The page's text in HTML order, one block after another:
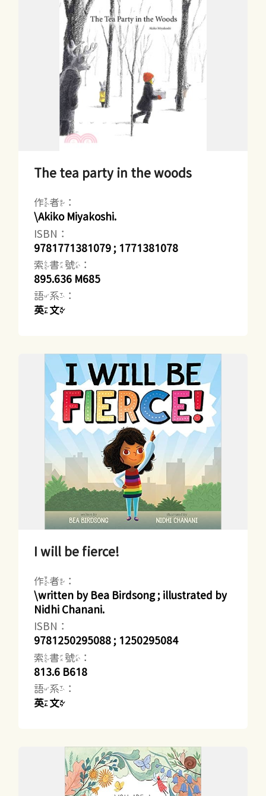
The tea party in the woods
作者：
\Akiko Miyakoshi.
ISBN：
9781771381079 ; 1771381078
索書號：
895.636 M685
語系：
英文
I will be fierce!
作者：
\written by Bea Birdsong ; illustrated by
Nidhi Chanani.
ISBN：
9781250295088 ; 1250295084
索書號：
813.6 B618
語系：
英文